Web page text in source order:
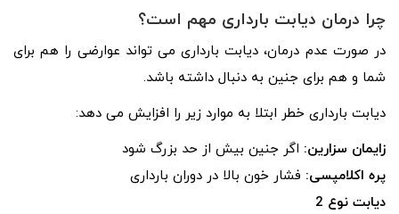
چرا درمان دیابت بارداری مهم است؟
در صورت عدم درمان، دیابت بارداری می تواند عوارضی را هم برای
شما و هم برای جنین به دنبال داشته باشد.
دیابت بارداری خطر ابتلا به موارد زیر را افزایش می دهد:
زایمان سزارین: اگر جنین بیش از حد بزرگ شود
پره اکلامپسی: فشار خون بالا در دوران بارداری
دیابت نوع 2